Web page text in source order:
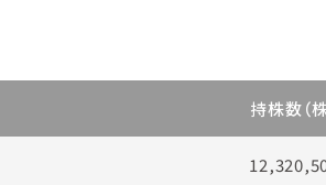
持株数（株